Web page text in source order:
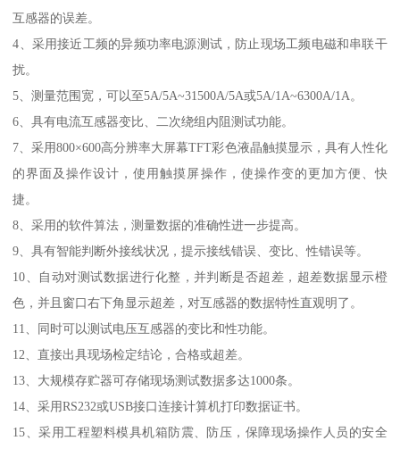
互感器的误差。
4、采用接近工频的异频功率电源测试，防止现场工频电磁和串联干
扰。
5、测量范围宽，可以至5A/5A~31500A/5A或5A/1A~6300A/1A。
6、具有电流互感器变比、二次绕组内阻测试功能。
7、采用800×600高分辨率大屏幕TFT彩色液晶触摸显示，具有人性化
的界面及操作设计，使用触摸屏操作，使操作变的更加方便、快
捷。
8、采用的软件算法，测量数据的准确性进一步提高。
9、具有智能判断外接线状况，提示接线错误、变比、性错误等。
10、自动对测试数据进行化整，并判断是否超差，超差数据显示橙
色，并且窗口右下角显示超差，对互感器的数据特性直观明了。
11、同时可以测试电压互感器的变比和性功能。
12、直接出具现场检定结论，合格或超差。
13、大规模存贮器可存储现场测试数据多达1000条。
14、采用RS232或USB接口连接计算机打印数据证书。
15、采用工程塑料模具机箱防震、防压，保障现场操作人员的安全